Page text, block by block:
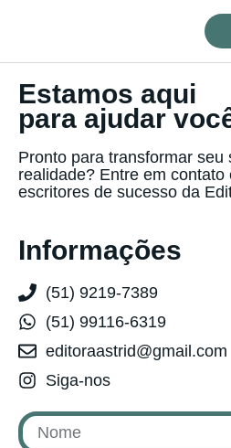
Estamos aqui
para ajudar
Pronto para transformar seu
realidade? Entre em
escritores de sucesso da
Informações
(51) 9219-7389
(51) 99116-6319
editoraastrid@gmail.com
Siga-nos